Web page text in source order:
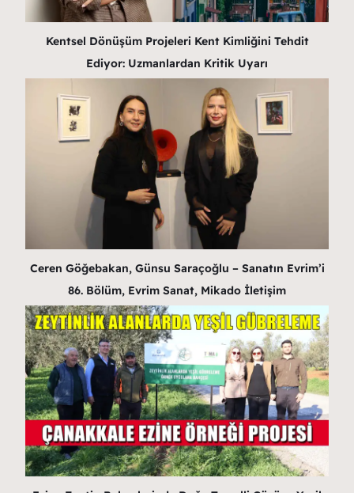
Kentsel Dönüşüm Projeleri Kent Kimliğini Tehdit
Ediyor: Uzmanlardan Kritik Uyarı
Ceren Göğebakan, Günsu Saraçoğlu – Sanatın Evrim’i
86. Bölüm, Evrim Sanat, Mikado İletişim